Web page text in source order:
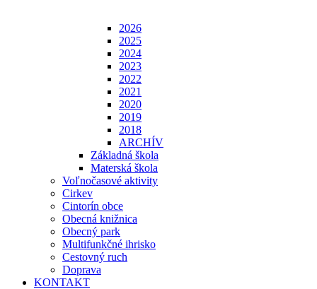
2026
2025
2024
2023
2022
2021
2020
2019
2018
ARCHÍV
Základná škola
Materská škola
Voľnočasové aktivity
Cirkev
Cintorín obce
Obecná knižnica
Obecný park
Multifunkčné ihrisko
Cestovný ruch
Doprava
KONTAKT